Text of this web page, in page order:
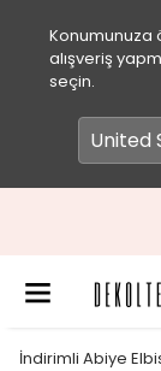
Konumunuza
alışveriş
seçin.
İndirimli Abiye